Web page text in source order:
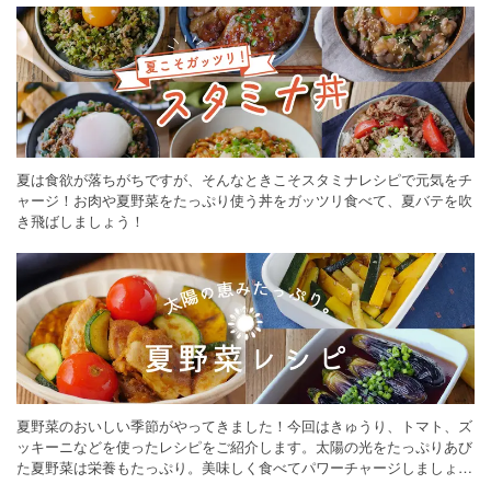
夏は食欲が落ちがちですが、そんなときこそスタミナレシピで元気をチ
ャージ！お肉や夏野菜をたっぷり使う丼をガッツリ食べて、夏バテを吹
き飛ばしましょう！
夏野菜のおいしい季節がやってきました！今回はきゅうり、トマト、ズ
ッキーニなどを使ったレシピをご紹介します。太陽の光をたっぷりあび
た夏野菜は栄養もたっぷり。美味しく食べてパワーチャージしましょう